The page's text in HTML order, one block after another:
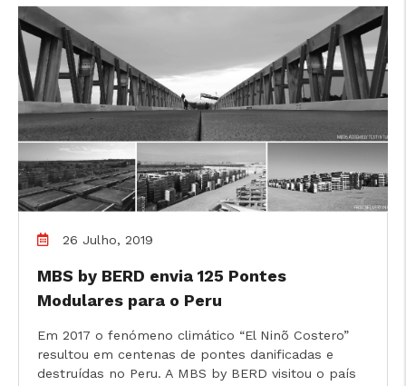
26 Julho, 2019
MBS by BERD envia 125 Pontes
Modulares para o Peru
Em 2017 o fenómeno climático “El Ninõ Costero”
resultou em centenas de pontes danificadas e
destruídas no Peru. A MBS by BERD visitou o país